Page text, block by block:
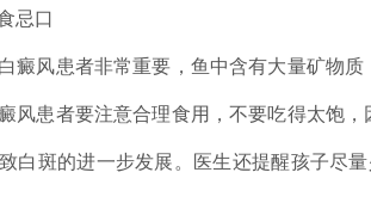
忌口
风患者非常重要，鱼中含有大量矿物质
风患者要注意合理食用，不要吃得太饱
白斑的进一步发展。医生还提醒孩子尽量